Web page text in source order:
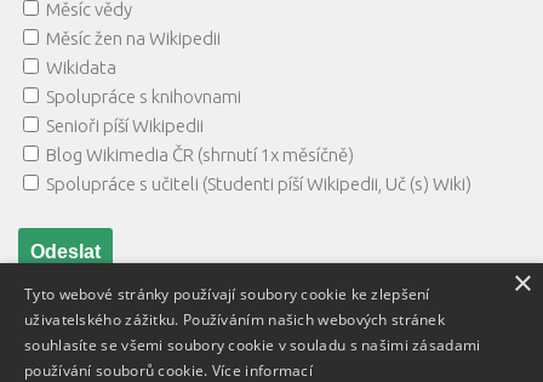
Měsíc vědy
Měsíc žen na Wikipedii
Wikidata
Spolupráce s knihovnami
Senioři píší Wikipedii
Blog Wikimedia ČR (shrnutí 1x měsíčně)
Spolupráce s učiteli (Studenti píší Wikipedii, Uč (s) Wiki)
×
Tyto webové stránky používají soubory cookie ke zlepšení
uživatelského zážitku. Používáním našich webových stránek
souhlasíte se všemi soubory cookie v souladu s našimi zásadami
používání souborů cookie. Více informací